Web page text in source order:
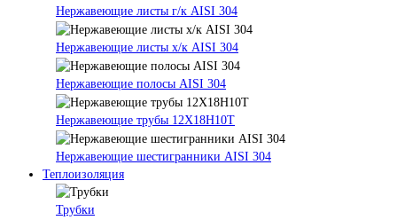
Нержавеющие листы г/к AISI 304
Нержавеющие листы х/к AISI 304
Нержавеющие полосы AISI 304
Нержавеющие трубы 12Х18Н10Т
Нержавеющие шестигранники AISI 304
Теплоизоляция
Трубки